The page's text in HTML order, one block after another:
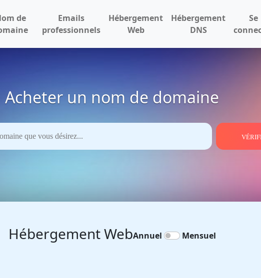
de
Emails
professionnels
Hébergement
Web
Hébergement
DNS
Se
Acheter un nom de domaine
Hébergement WebAnnuel Mensuel